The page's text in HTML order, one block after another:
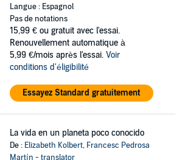
Langue : Espagnol
Pas de notations
15,99 € ou gratuit avec l'essai.
Renouvellement automatique à
5,99 €/mois après l'essai. Voir
conditions d'éligibilité
Essayez Standard gratuitement
La vida en un planeta poco conocido
De : Elizabeth Kolbert, Francesc Pedrosa
Martín - translator